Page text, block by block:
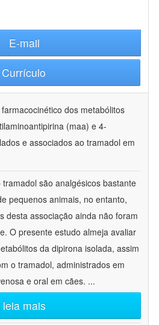
E-mail
Currículo
dos metabólitos
(maa) e 4-
e associados ao tramadol em
são analgésicos bastante
pequenos animais, no entanto,
desta associação ainda não foram
O presente estudo almeja avaliar
da dipirona isolada, assim
o tramadol, administrados em
e oral em cães. ...
leia mais